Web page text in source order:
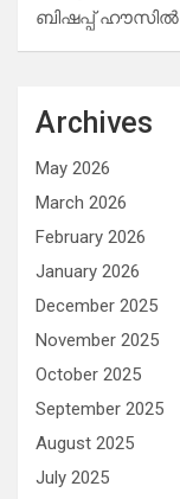
ബിഷപ്പ് ഹൗസില്‍
Archives
May 2026
March 2026
February 2026
January 2026
December 2025
November 2025
October 2025
September 2025
August 2025
July 2025